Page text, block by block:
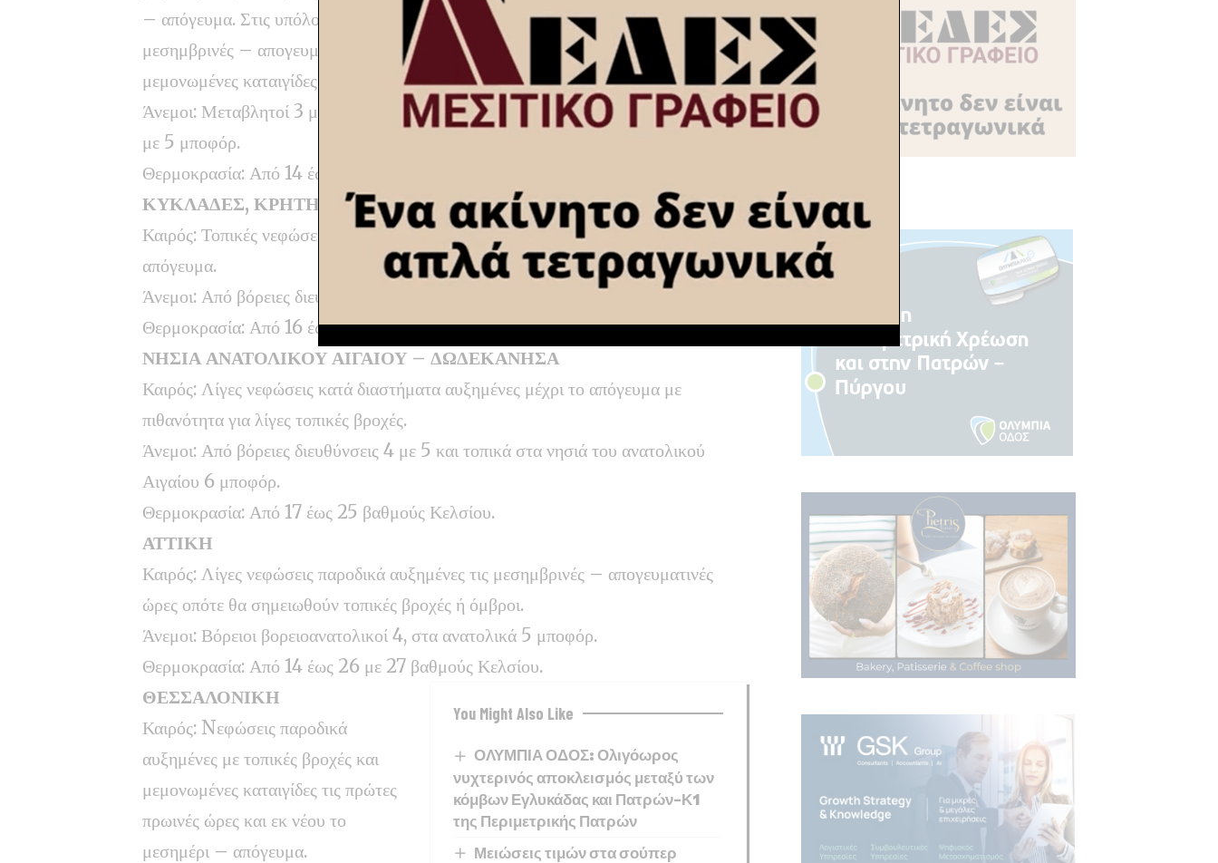
– απόγευμα. Στις υπόλοιπες περιοχές λίγες νεφώσεις παροδικά αυξημένες τις
μεσημβρινές – απογευματινές ώρες οπότε θα σημειωθούν τοπικές βροχές και
μεμονωμένες καταιγίδες.
Άνεμοι: Μεταβλητοί 3 με 4 και στα τοπικά στα ανατολικά βορείων διευθύνσεων 4
με 5 μποφόρ.
Θερμοκρασία: Από 14 έως 26 και τοπικά 27 βαθμούς Κελσίου.
ΚΥΚΛΑΔΕΣ, ΚΡΗΤΗ
Καιρός: Τοπικές νεφώσεις με βροχές ή όμβρους κυρίως στην Κρήτη μέχρι το
απόγευμα.
Άνεμοι: Από βόρειες διευθύνσεις 4 με 5 και τοπικά στις Κυκλάδες 6 μποφόρ.
Θερμοκρασία: Από 16 έως 24 βαθμούς Κελσίου.
ΝΗΣΙΑ ΑΝΑΤΟΛΙΚΟΥ ΑΙΓΑΙΟΥ – ΔΩΔΕΚΑΝΗΣΑ
Καιρός: Λίγες νεφώσεις κατά διαστήματα αυξημένες μέχρι το απόγευμα με
πιθανότητα για λίγες τοπικές βροχές.
Άνεμοι: Από βόρειες διευθύνσεις 4 με 5 και τοπικά στα νησιά του ανατολικού
Αιγαίου 6 μποφόρ.
Θερμοκρασία: Από 17 έως 25 βαθμούς Κελσίου.
ΑΤΤΙΚΗ
Καιρός: Λίγες νεφώσεις παροδικά αυξημένες τις μεσημβρινές – απογευματινές
ώρες οπότε θα σημειωθούν τοπικές βροχές ή όμβροι.
Άνεμοι: Βόρειοι βορειοανατολικοί 4, στα ανατολικά 5 μποφόρ.
Θερμοκρασία: Από 14 έως 26 με 27 βαθμούς Κελσίου.
You Might Also Like
ΟΛΥΜΠΙΑ ΟΔΟΣ: Ολιγόωρος
νυχτερινός αποκλεισμός μεταξύ των
κόμβων Εγλυκάδας και Πατρών-Κ1
της Περιμετρικής Πατρών
Μειώσεις τιμών στα σούπερ
ΘΕΣΣΑΛΟΝΙΚΗ
Καιρός: Nεφώσεις παροδικά
αυξημένες με τοπικές βροχές και
μεμονωμένες καταιγίδες τις πρώτες
πρωινές ώρες και εκ νέου το
μεσημέρι – απόγευμα.